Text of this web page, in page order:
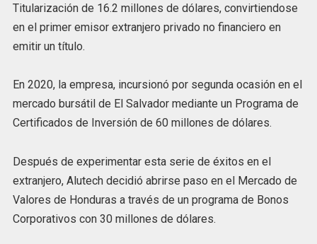
Titularización de 16.2 millones de dólares, convirtiendose
en el primer emisor extranjero privado no financiero en
emitir un título.
En 2020, la empresa, incursionó por segunda ocasión en el
mercado bursátil de El Salvador mediante un Programa de
Certificados de Inversión de 60 millones de dólares.
Después de experimentar esta serie de éxitos en el
extranjero, Alutech decidió abrirse paso en el Mercado de
Valores de Honduras a través de un programa de Bonos
Corporativos con 30 millones de dólares.